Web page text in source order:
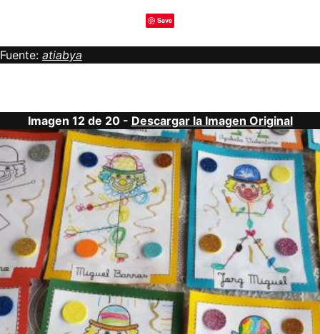
Save
Fuente: atiabya
Imagen 12 de 20 - Descargar la Imagen Original